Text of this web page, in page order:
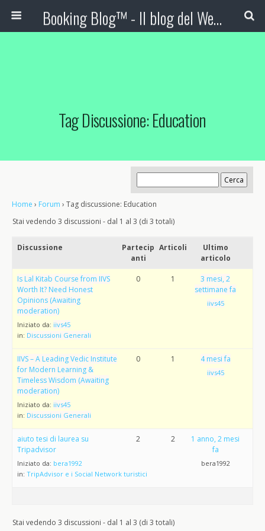
Booking Blog™ - Il blog del Web Marketing Turistico
Tag Discussione: Education
Home › Forum › Tag discussione: Education
Stai vedendo 3 discussioni - dal 1 al 3 (di 3 totali)
Discussione
Partecip
anti
Articoli
Ultimo
articolo
Is Lal Kitab Course from IIVS
Worth It? Need Honest
Opinions (Awaiting
moderation)
Iniziato da: iivs45
in: Discussioni Generali
0 1
3 mesi, 2
settimane fa
iivs45
IIVS – A Leading Vedic Institute
for Modern Learning &
Timeless Wisdom (Awaiting
moderation)
Iniziato da: iivs45
in: Discussioni Generali
0 1 4 mesi fa
iivs45
aiuto tesi di laurea su
Tripadvisor
Iniziato da: bera1992
in: TripAdvisor e i Social Network turistici
2 2
1 anno, 2 mesi
fa
bera1992
Stai vedendo 3 discussioni - dal 1 al 3 (di 3 totali)